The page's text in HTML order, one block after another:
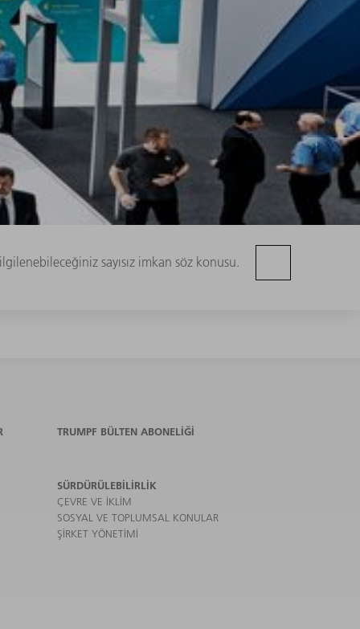
sayısız imkan söz konusu.
TRUMPF BÜLTEN ABONELIĞI
SÜRDÜRÜLEBILIRLIK
ÇEVRE VE IKLIM
SOSYAL VE TOPLUMSAL KONULAR
ŞIRKET YÖNETIMI